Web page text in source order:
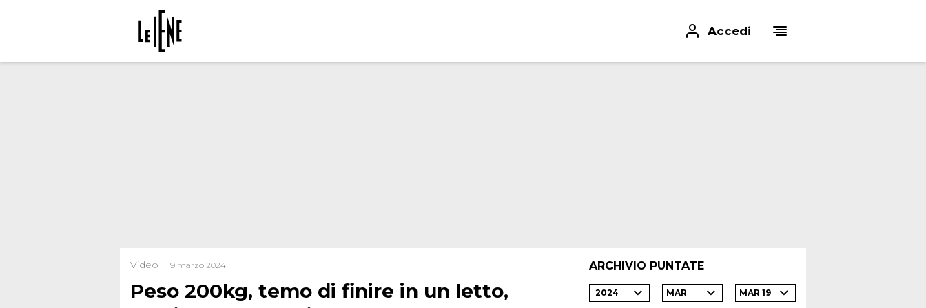
Accedi
Video | 19 marzo 2024
Peso 200kg, temo di finire in un letto,
ARCHIVIO PUNTATE
2024 MAR MAR 19